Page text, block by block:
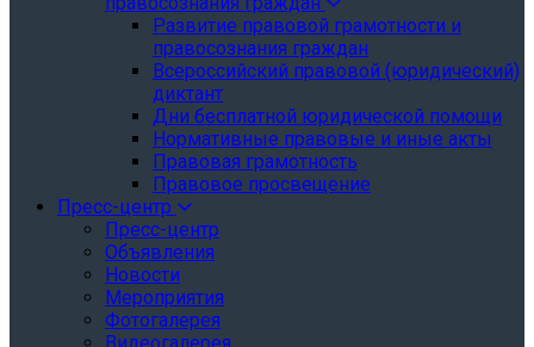
Развитие правовой грамотности и
правосознания граждан
Всероссийский правовой (юридический)
диктант
Дни бесплатной юридической помощи
Нормативные правовые и иные акты
Правовая грамотность
Правовое просвещение
Пресс-центр
Пресс-центр
Объявления
Новости
Мероприятия
Фотогалерея